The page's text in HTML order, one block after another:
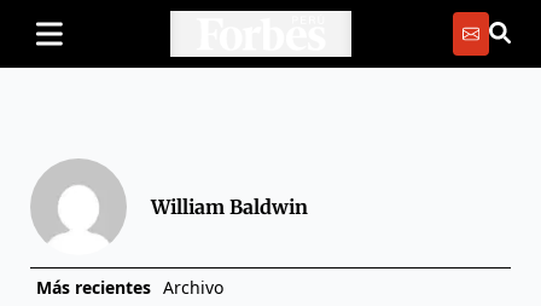
William Baldwin
Más recientes Archivo